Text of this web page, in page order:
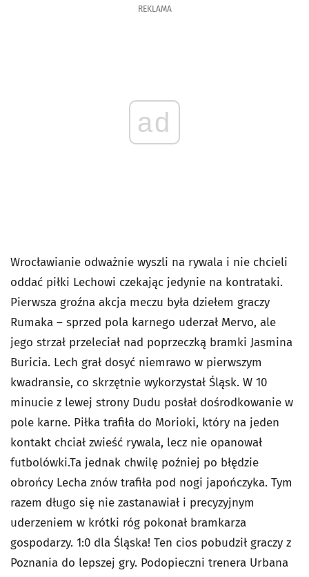
REKLAMA
ad
Wrocławianie odważnie wyszli na rywala i nie chcieli
oddać piłki Lechowi czekając jedynie na kontrataki.
Pierwsza groźna akcja meczu była dziełem graczy
Rumaka – sprzed pola karnego uderzał Mervo, ale
jego strzał przeleciał nad poprzeczką bramki Jasmina
Buricia. Lech grał dosyć niemrawo w pierwszym
kwadransie, co skrzętnie wykorzystał Śląsk. W 10
minucie z lewej strony Dudu posłał dośrodkowanie w
pole karne. Piłka trafiła do Morioki, który na jeden
kontakt chciał zwieść rywala, lecz nie opanował
futbolówki.Ta jednak chwilę poźniej po błędzie
obrońcy Lecha znów trafiła pod nogi japończyka. Tym
razem długo się nie zastanawiał i precyzyjnym
uderzeniem w krótki róg pokonał bramkarza
gospodarzy. 1:0 dla Śląska! Ten cios pobudził graczy z
Poznania do lepszej gry. Podopieczni trenera Urbana